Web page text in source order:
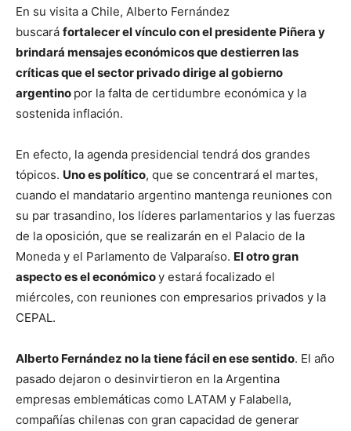
En su visita a Chile, Alberto Fernández
buscará fortalecer el vínculo con el presidente Piñera y
brindará mensajes económicos que destierren las
críticas que el sector privado dirige al gobierno
argentino por la falta de certidumbre económica y la
sostenida inflación.
En efecto, la agenda presidencial tendrá dos grandes
tópicos. Uno es político, que se concentrará el martes,
cuando el mandatario argentino mantenga reuniones con
su par trasandino, los líderes parlamentarios y las fuerzas
de la oposición, que se realizarán en el Palacio de la
Moneda y el Parlamento de Valparaíso. El otro gran
aspecto es el económicoy estará focalizado el
miércoles, con reuniones con empresarios privados y la
CEPAL.
Alberto Fernández no la tiene fácil en ese sentido. El año
pasado dejaron o desinvirtieron en la Argentina
empresas emblemáticas como LATAM y Falabella,
compañías chilenas con gran capacidad de generar